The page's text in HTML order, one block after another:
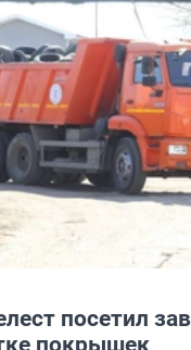
посетил
покрышек